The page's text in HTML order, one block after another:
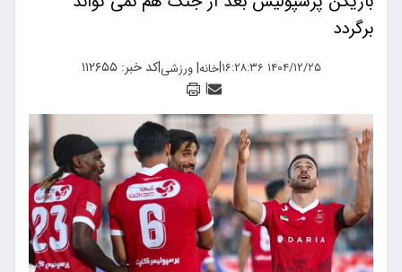
برگردد
۱۴۰۴/۱۲/۲۵ ۱۶:۲۸:۳۶ |خانه|ورزشی|کد خبر: ۱۱۲۶۵۵
|